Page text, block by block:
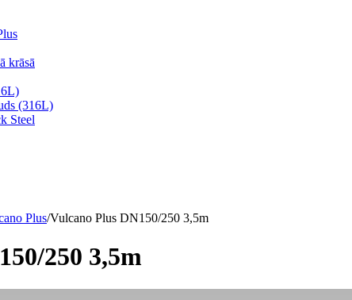
krāsā
(316L)
Steel
Plus/Vulcano Plus DN150/250 3,5m
250 3,5m